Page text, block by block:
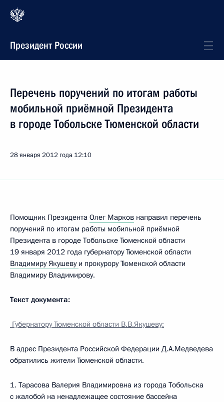
Президент России
Перечень поручений по итогам работы
мобильной приёмной Президента
в городе Тобольске Тюменской области
28 января 2012 года 12:10
Помощник Президента Олег Марков направил перечень
поручений по итогам работы мобильной приёмной
Президента в городе Тобольске Тюменской области
19 января 2012 года губернатору Тюменской области
Владимиру Якушеву и прокурору Тюменской области
Владимиру Владимирову.
Текст документа:
Губернатору Тюменской области В.В.Якушеву:
В адрес Президента Российской Федерации Д.А.Медведева
обратились жители Тюменской области.
1. Тарасова Валерия Владимировна из города Тобольска
с жалобой на ненадлежащее состояние бассейна